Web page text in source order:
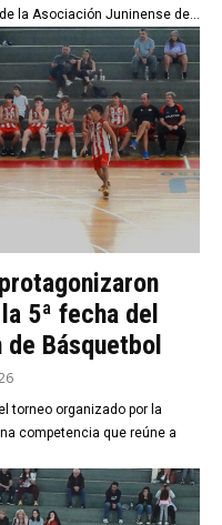
la Asociación Juninense de...
5ª fecha del
Básquetbol
torneo organizado por la
competencia que reúne a